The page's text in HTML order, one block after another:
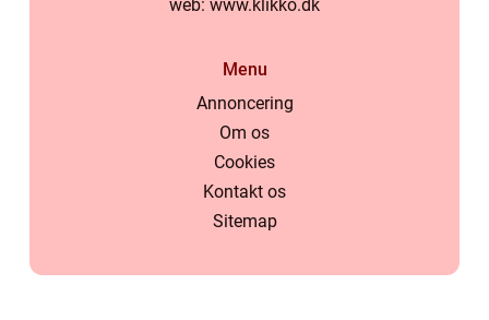
web: www.klikko.dk
Menu
Annoncering
Om os
Cookies
Kontakt os
Sitemap